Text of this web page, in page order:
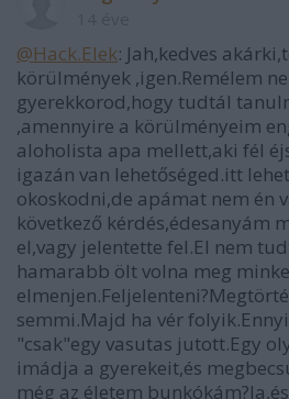
@Hack.Elek: Jah,kedves
körülmények ,igen.Remélem
gyerekkorod,hogy tudtál
,amennyire a körülményeim
aloholista apa mellett,aki fél
igazán van lehetőséged.itt
okoskodni,de apámat nem én
következő kérdés,édesanyám
el,vagy jelentette fel.El nem
hamarabb ölt volna meg
semmi.Majd ha vér
"csak"egy vasutas jutott.Egy
imádja a gyerekeit,és
még az életem